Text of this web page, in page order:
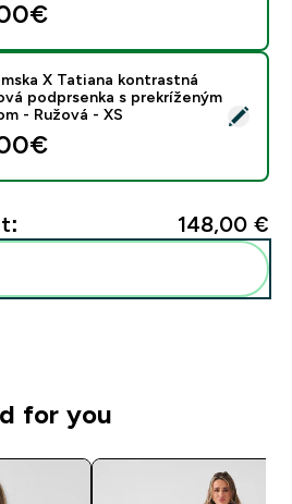
- MP dámska X Tatiana
X Tatiana kontrastná
podprsenka s prekríženým
- Ružová - XS
148,00 €‎
for you